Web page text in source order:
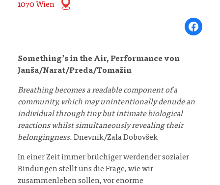
1070 Wien
Share on
Something’s in the Air, Performance von
Janša/Narat/Preda/Tomažin
Breathing becomes a readable component of a
community, which may unintentionally denude an
individual through tiny but intimate biological
reactions whilst simultaneously revealing their
belongingness. Dnevnik/Zala Dobovšek
In einer Zeit immer brüchiger werdender sozialer
Bindungen stellt uns die Frage, wie wir
zusammenleben sollen, vor enorme